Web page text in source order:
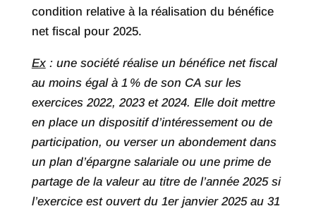
condition relative à la réalisation du bénéfice
net fiscal pour 2025.
Ex: une société réalise un bénéfice net fiscal
au moins égal à 1 % de son CA sur les
exercices 2022, 2023 et 2024. Elle doit mettre
en place un dispositif d’intéressement ou de
participation, ou verser un abondement dans
un plan d’épargne salariale ou une prime de
partage de la valeur au titre de l’année 2025 si
l’exercice est ouvert du 1er janvier 2025 au 31